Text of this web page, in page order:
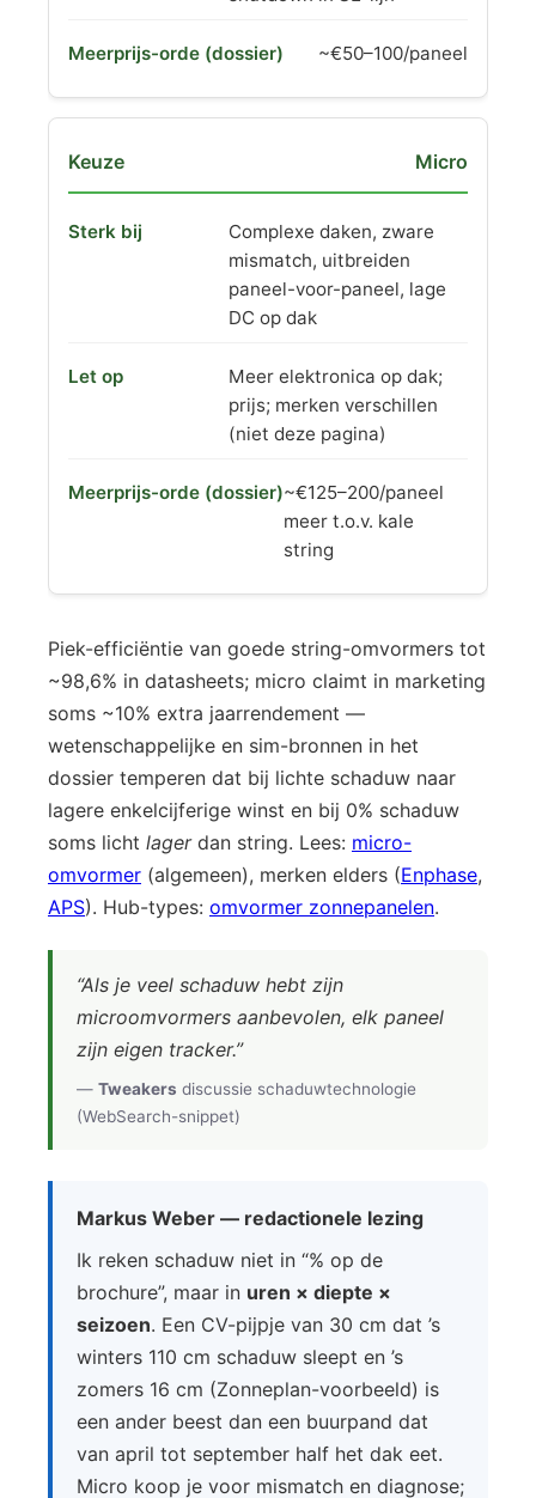
~€50–100/paneel
Micro
Complexe daken, zware
mismatch, uitbreiden
paneel-voor-paneel, lage
DC op dak
Meer elektronica op dak;
prijs; merken verschillen
(niet deze pagina)
~€125–200/paneel
meer t.o.v. kale
string
Piek-efficiëntie van goede string-omvormers tot
~98,6% in datasheets; micro claimt in marketing
soms ~10% extra jaarrendement —
wetenschappelijke en sim-bronnen in het
dossier temperen dat bij lichte schaduw naar
lagere enkelcijferige winst en bij 0% schaduw
soms licht lagerdan string. Lees: micro-
omvormer (algemeen), merken elders (Enphase,
APS). Hub-types: omvormer zonnepanelen.
“Als je veel schaduw hebt zijn
microomvormers aanbevolen, elk paneel
zijn eigen tracker.”
— Tweakers discussie schaduwtechnologie
(WebSearch-snippet)
Markus Weber — redactionele lezing
Ik reken schaduw niet in “% op de
brochure”, maar in uren × diepte ×
seizoen. Een CV-pijpje van 30 cm dat ’s
winters 110 cm schaduw sleept en ’s
zomers 16 cm (Zonneplan-voorbeeld) is
een ander beest dan een buurpand dat
van april tot september half het dak eet.
Micro koop je voor mismatch en diagnose;